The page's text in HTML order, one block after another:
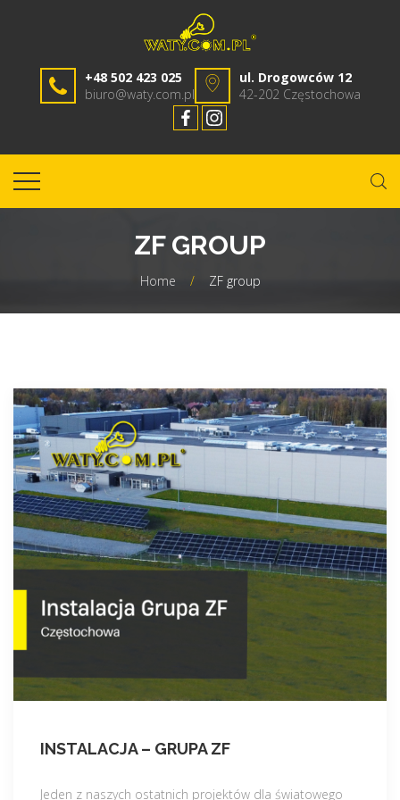
+48 502 423 025
biuro@waty.com.pl
ul. Drogowców 12
42-202 Częstochowa
ZF GROUP
Home / ZF group
INSTALACJA – GRUPA ZF
Jeden z naszych ostatnich projektów dla światowego